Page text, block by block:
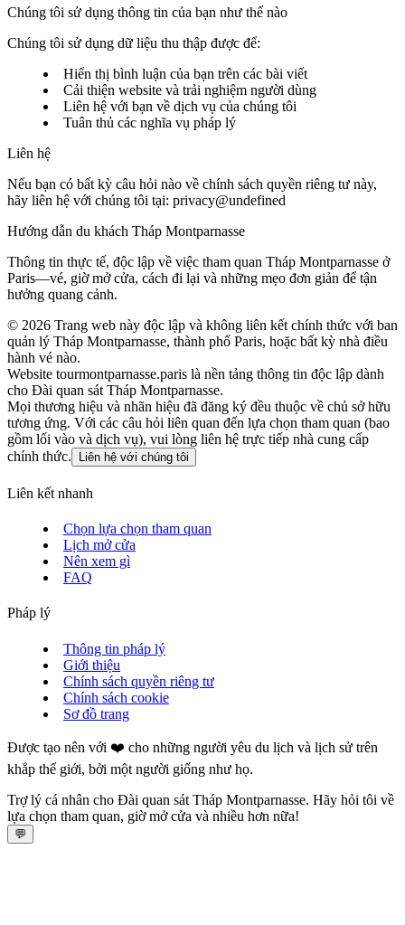
Chúng tôi sử dụng thông tin của bạn như thế nào
Chúng tôi sử dụng dữ liệu thu thập được để:
Hiển thị bình luận của bạn trên các bài viết
Cải thiện website và trải nghiệm người dùng
Liên hệ với bạn về dịch vụ của chúng tôi
Tuân thủ các nghĩa vụ pháp lý
Liên hệ
Nếu bạn có bất kỳ câu hỏi nào về chính sách quyền riêng tư này,
hãy liên hệ với chúng tôi tại: privacy@undefined
Hướng dẫn du khách Tháp Montparnasse
Thông tin thực tế, độc lập về việc tham quan Tháp Montparnasse ở
Paris—vé, giờ mở cửa, cách đi lại và những mẹo đơn giản để tận
hưởng quang cảnh.
© 2026 Trang web này độc lập và không liên kết chính thức với ban
quản lý Tháp Montparnasse, thành phố Paris, hoặc bất kỳ nhà điều
hành vé nào.
Website tourmontparnasse.paris là nền tảng thông tin độc lập dành
cho Đài quan sát Tháp Montparnasse.
Mọi thương hiệu và nhãn hiệu đã đăng ký đều thuộc về chủ sở hữu
tương ứng. Với các câu hỏi liên quan đến lựa chọn tham quan (bao
gồm lối vào và dịch vụ), vui lòng liên hệ trực tiếp nhà cung cấp
chính thức.
Liên hệ với chúng tôi
Liên kết nhanh
Chọn lựa chọn tham quan
Lịch mở cửa
Nên xem gì
FAQ
Pháp lý
Thông tin pháp lý
Giới thiệu
Chính sách quyền riêng tư
Chính sách cookie
Sơ đồ trang
Được tạo nên với ❤️ cho những người yêu du lịch và lịch sử trên
khắp thế giới, bởi một người giống như họ.
Trợ lý cá nhân cho Đài quan sát Tháp Montparnasse. Hãy hỏi tôi về
lựa chọn tham quan, giờ mở cửa và nhiều hơn nữa!
💬